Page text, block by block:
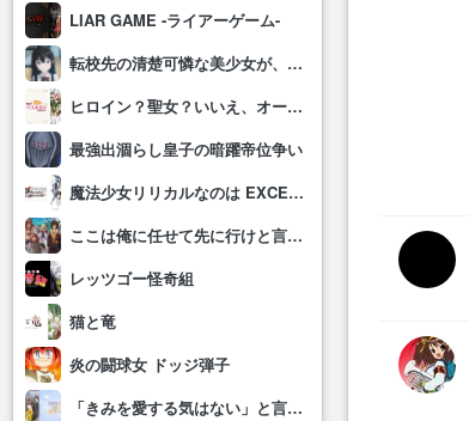
LIAR GAME -ライアーゲーム-
転校先の清楚可憐な美少女が、昔男子と思って一緒に遊んだ幼馴染だった件
ヒロイン？聖女？いいえ、オールワークスメイドです(誇)！
最強出涸らし皇子の暗躍帝位争い
魔法少女リリカルなのは EXCEEDS Gun Blaze Vengeance
ここは俺に任せて先に行けと言ってから10年がたったら伝説になっていた。
レッツゴー怪奇組
猫と竜
炎の闘球女 ドッジ弾子
「きみを愛する気はない」と言った次期公爵様がなぜか溺愛してきます